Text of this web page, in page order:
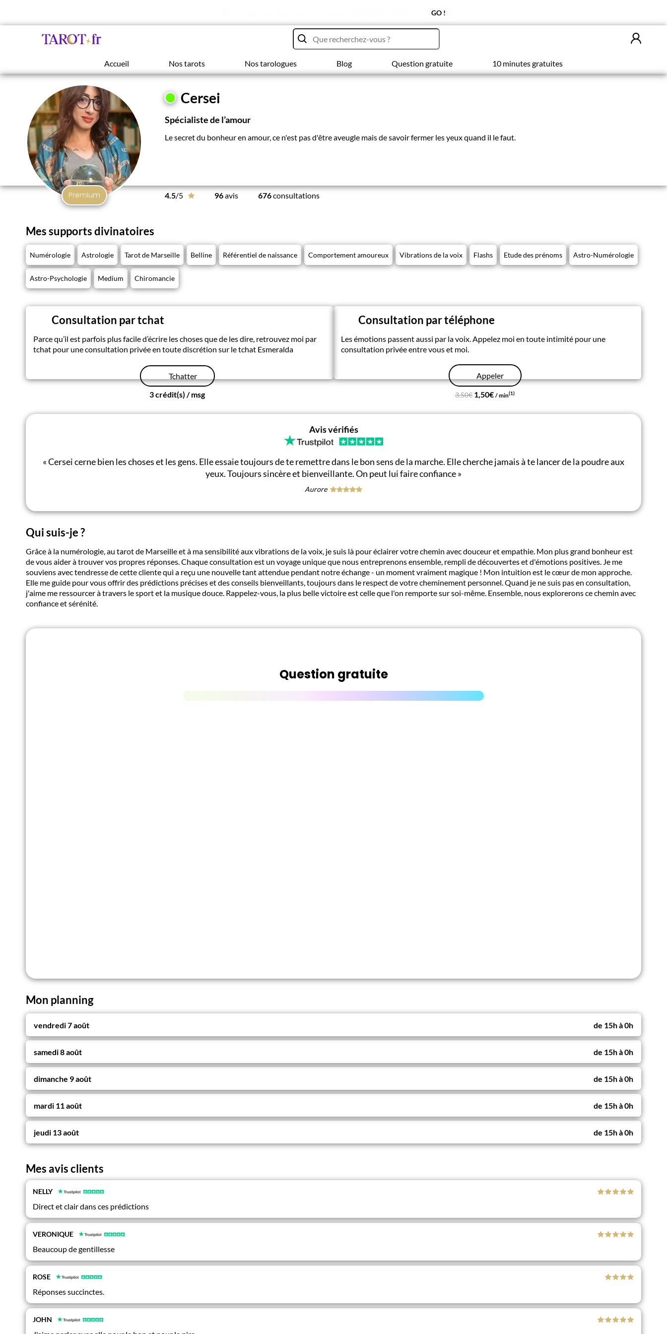
GO !
Accueil Nos tarots Nos tarologues Blog Question gratuite 10 minutes gratuites
Premium
Cersei
Spécialiste de l’amour
Le secret du bonheur en amour, ce n'est pas d'être aveugle mais de savoir fermer les yeux quand il le faut.
4.5/5 96avis 676consultations
Mes supports divinatoires
Numérologie Astrologie Tarot de Marseille Belline Référentiel de naissance Comportement amoureux Vibrations de la voix Flashs Etude des prénoms Astro-Numérologie
Astro-Psychologie Medium Chiromancie
Consultation par tchat
Parce qu’il est parfois plus facile d’écrire les choses que de les dire, retrouvez moi par
tchat pour une consultation privée en toute discrétion sur le tchat Esmeralda
Tchatter
3 crédit(s) / msg
Consultation par téléphone
Les émotions passent aussi par la voix. Appelez moi en toute intimité pour une
consultation privée entre vous et moi.
Appeler
3.50€ 1,50€ / min(1)
Avis vérifiés
«Cersei cerne bien les choses et les gens. Elle essaie toujours de te remettre dans le bon sens de la marche. Elle cherche jamais à te lancer de la poudre aux
yeux. Toujours sincère et bienveillante. On peut lui faire confiance»
Aurore
Qui suis-je ?
Grâce à la numérologie, au tarot de Marseille et à ma sensibilité aux vibrations de la voix, je suis là pour éclairer votre chemin avec douceur et empathie. Mon plus grand bonheur est
de vous aider à trouver vos propres réponses. Chaque consultation est un voyage unique que nous entreprenons ensemble, rempli de découvertes et d'émotions positives. Je me
souviens avec tendresse de cette cliente qui a reçu une nouvelle tant attendue pendant notre échange - un moment vraiment magique ! Mon intuition est le cœur de mon approche.
Elle me guide pour vous offrir des prédictions précises et des conseils bienveillants, toujours dans le respect de votre cheminement personnel. Quand je ne suis pas en consultation,
j'aime me ressourcer à travers le sport et la musique douce. Rappelez-vous, la plus belle victoire est celle que l'on remporte sur soi-même. Ensemble, nous explorerons ce chemin avec
confiance et sérénité.
Question gratuite
Mon planning
vendredi 7 août de 15hà0h
samedi 8 août de 15hà0h
dimanche 9 août de 15hà0h
mardi 11 août de 15hà0h
jeudi 13 août de 15hà0h
Mes avis clients
NELLY
Direct et clair dans ces prédictions
VERONIQUE
Beaucoup de gentillesse
ROSE
Réponses succinctes.
JOHN